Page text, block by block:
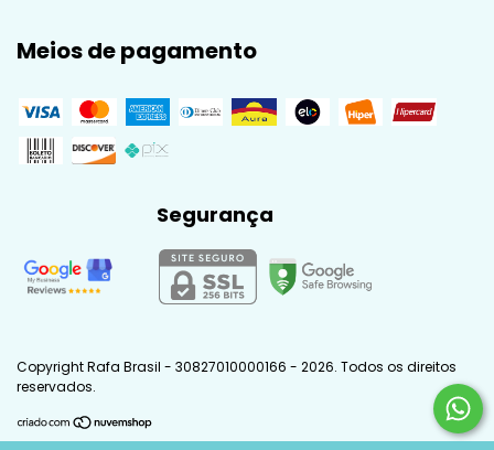
Meios de pagamento
Segurança
Copyright Rafa Brasil - 30827010000166 - 2026. Todos os direitos
reservados.